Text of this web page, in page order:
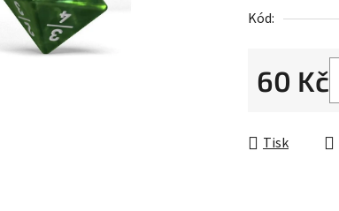
0,0
hvězdiček.
Kód:
60 Kč
Tisk